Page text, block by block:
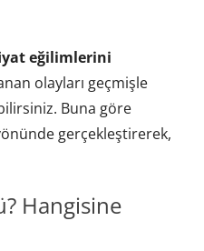
eğilimlerini
olayları geçmişle
Buna göre
gerçekleştirerek,
Hangisine